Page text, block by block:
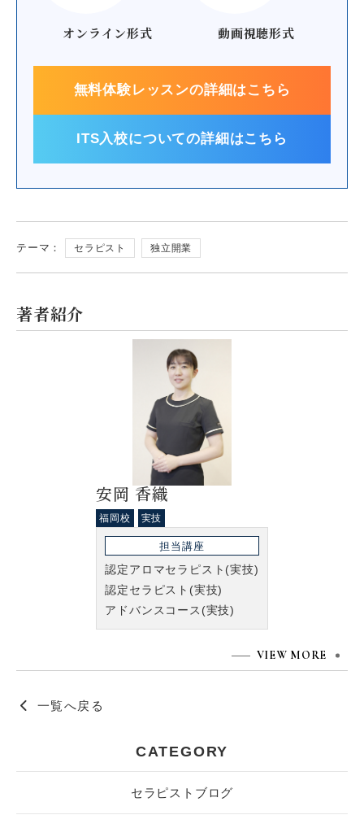
オンライン形式 動画視聴形式
無料体験レッスンの詳細はこちら
ITS入校についての詳細はこちら
テーマ： セラピスト 独立開業
著者紹介
安岡 香織
福岡校 実技
担当講座
認定アロマセラピスト(実技)
認定セラピスト(実技)
アドバンスコース(実技)
VIEW MORE
一覧へ戻る
CATEGORY
セラピストブログ